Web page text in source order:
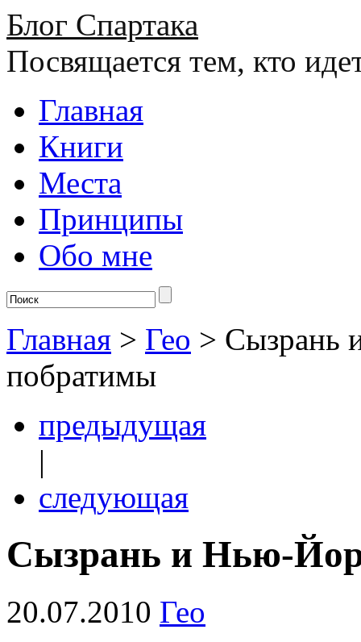
Блог Спартака
Посвящается тем, кто
Главная
Книги
Места
Принципы
Обо мне
Главная > Гео > Сызрань
побратимы
предыдущая
|
следующая
Сызрань и Нью-
20.07.2010 Гео